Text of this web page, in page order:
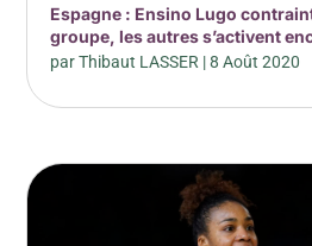
Espagne : Ensino Lugo
groupe, les autres s’activent
parThibaut LASSER |8 Août 2020